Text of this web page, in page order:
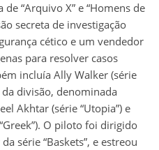
“Arquivo X” e “Homens de
secreta de investigação
cético e um vendedor
para resolver casos
incluía Ally Walker (série
da divisão, denominada
Akhtar (série “Utopia”) e
O piloto foi dirigido
série “Baskets”, e estreou